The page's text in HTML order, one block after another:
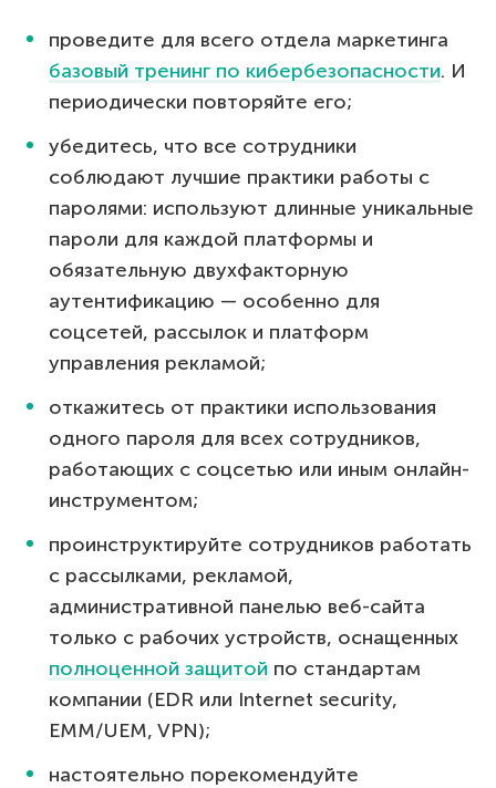
проведите для всего отдела маркетинга
базовый тренинг по кибербезопасности. И
периодически повторяйте его;
убедитесь, что все сотрудники
соблюдают лучшие практики работы с
паролями: используют длинные уникальные
пароли для каждой платформы и
обязательную двухфакторную
аутентификацию — особенно для
соцсетей, рассылок и платформ
управления рекламой;
откажитесь от практики использования
одного пароля для всех сотрудников,
работающих с соцсетью или иным онлайн-
инструментом;
проинструктируйте сотрудников работать
с рассылками, рекламой,
административной панелью веб-сайта
только с рабочих устройств, оснащенных
полноценной защитой по стандартам
компании (EDR или Internet security,
EMM/UEM, VPN);
настоятельно порекомендуйте